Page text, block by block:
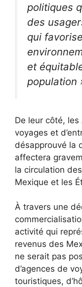
politiques
des
qui
et
population
De leur côté, les
voyages et
désapprouvé la
affectera
la circulation
Mexique et les
À travers une
activité qui
revenus des
ne serait pas
d’agences de
touristiques,